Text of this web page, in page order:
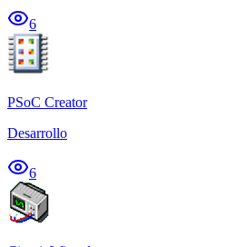
6
PSoC Creator
Desarrollo
6